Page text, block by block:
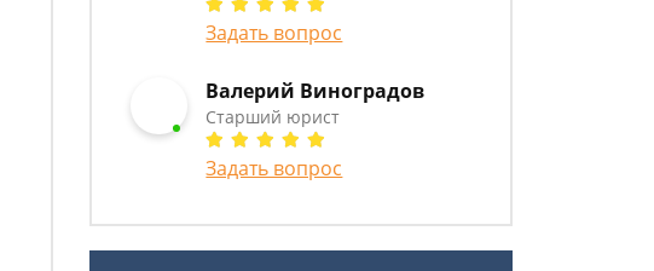
Задать вопрос
Валерий Виноградов
Старший юрист
Задать вопрос